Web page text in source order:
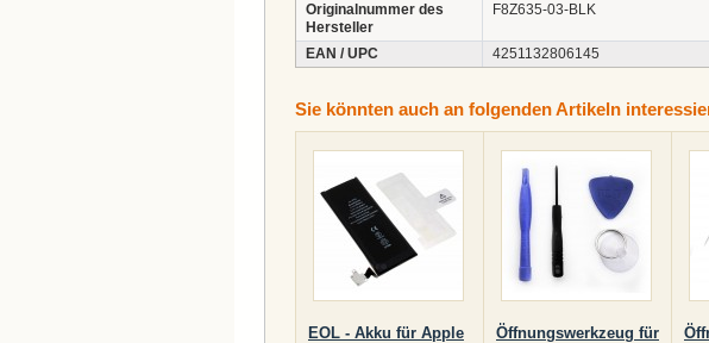
Originalnummer des
Hersteller
F8Z635-03-BLK
EAN / UPC 4251132806145
Sie könnten auch an folgenden Artikeln
EOL - Akku für Apple
Öffnungswerkzeug für